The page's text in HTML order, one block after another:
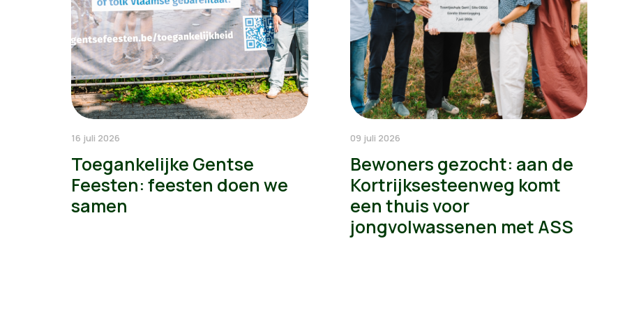
16 juli 2026
Toegankelijke Gentse
Feesten: feesten doen we
samen
09 juli 2026
Bewoners gezocht: aan de
Kortrijksesteenweg komt
een thuis voor
jongvolwassenen met ASS